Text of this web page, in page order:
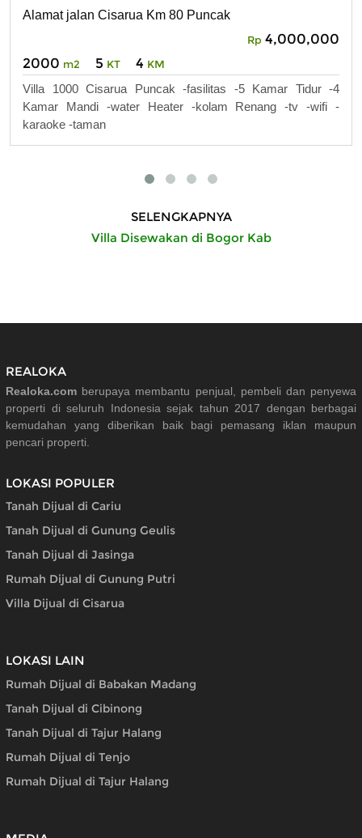
Alamat jalan Cisarua Km 80 Puncak
Rp 4,000,000
2000 m2 5 KT 4 KM
Villa 1000 Cisarua Puncak -fasilitas -5 Kamar Tidur -4
Kamar Mandi -water Heater -kolam Renang -tv -wifi -
karaoke -taman
SELENGKAPNYA
Villa Disewakan di Bogor Kab
REALOKA
Realoka.com berupaya membantu penjual, pembeli dan penyewa
properti di seluruh Indonesia sejak tahun 2017 dengan berbagai
kemudahan yang diberikan baik bagi pemasang iklan maupun
pencari properti.
LOKASI POPULER
Tanah Dijual di Cariu
Tanah Dijual di Gunung Geulis
Tanah Dijual di Jasinga
Rumah Dijual di Gunung Putri
Villa Dijual di Cisarua
LOKASI LAIN
Rumah Dijual di Babakan Madang
Tanah Dijual di Cibinong
Tanah Dijual di Tajur Halang
Rumah Dijual di Tenjo
Rumah Dijual di Tajur Halang